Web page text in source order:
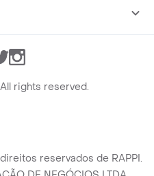
TwitterInstagram
rights reserved.
reservados de RAPPI.